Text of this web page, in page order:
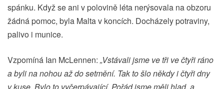
spánku. Když se ani v polovině léta nerýsovala na obzoru
žádná pomoc, byla Malta v koncích. Docházely potraviny,
palivo i munice.
Vzpomíná Ian McLennen: „Vstávali jsme ve tři ve čtyři ráno
a byli na nohou až do setmění. Tak to šlo někdy i čtyři dny